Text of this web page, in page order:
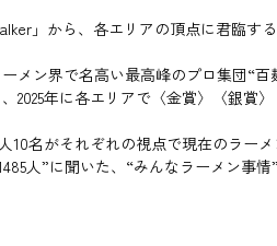
」から、各エリアの頂点に君臨す
メン界で名高い最高峰のプロ集団“
年に各エリアで〈金賞〉〈銀賞
10名がそれぞれの視点で現在のラ
人”に聞いた、“みんなラーメン